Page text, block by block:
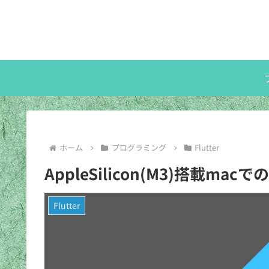
ホーム プログラミング Flutter
AppleSilicon(M3)搭載macで
Flutter